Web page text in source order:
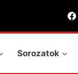
Sorozatok